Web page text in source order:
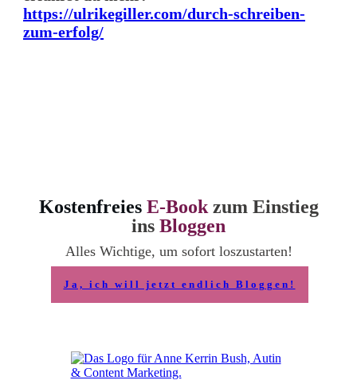
https://ulrikegiller.com/durch-schreiben-
zum-erfolg/
Kostenfreies E-Bookzum Einstieg
ins Bloggen
Alles Wichtige, um sofort loszustarten!
Ja, ich will jetzt endlich Bloggen!